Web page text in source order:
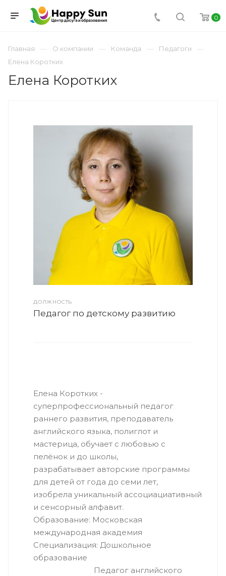
0
Главная О компании Команда
Педагоги
Елена Коротких
Елена Коротких
ДОЛЖНОСТЬ
Педагог по детскому развитию
Елена Коротких -
суперпрофессиональный педагог
раннего развития, преподаватель
английского языка, полиглот и
мастерица, обучает с любовью с
пелёнок и до школы,
разрабатывает авторские программы
для детей от года до семи лет,
изобрела уникальный ассоциациативный
и сенсорный алфавит.
Образование: Московская
международная академия
Специализация: Дошкольное
образование
Педагог английского